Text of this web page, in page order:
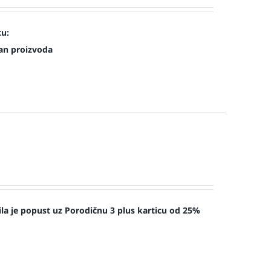
proizvoda
je popust uz Porodičnu 3 plus karticu od 25%